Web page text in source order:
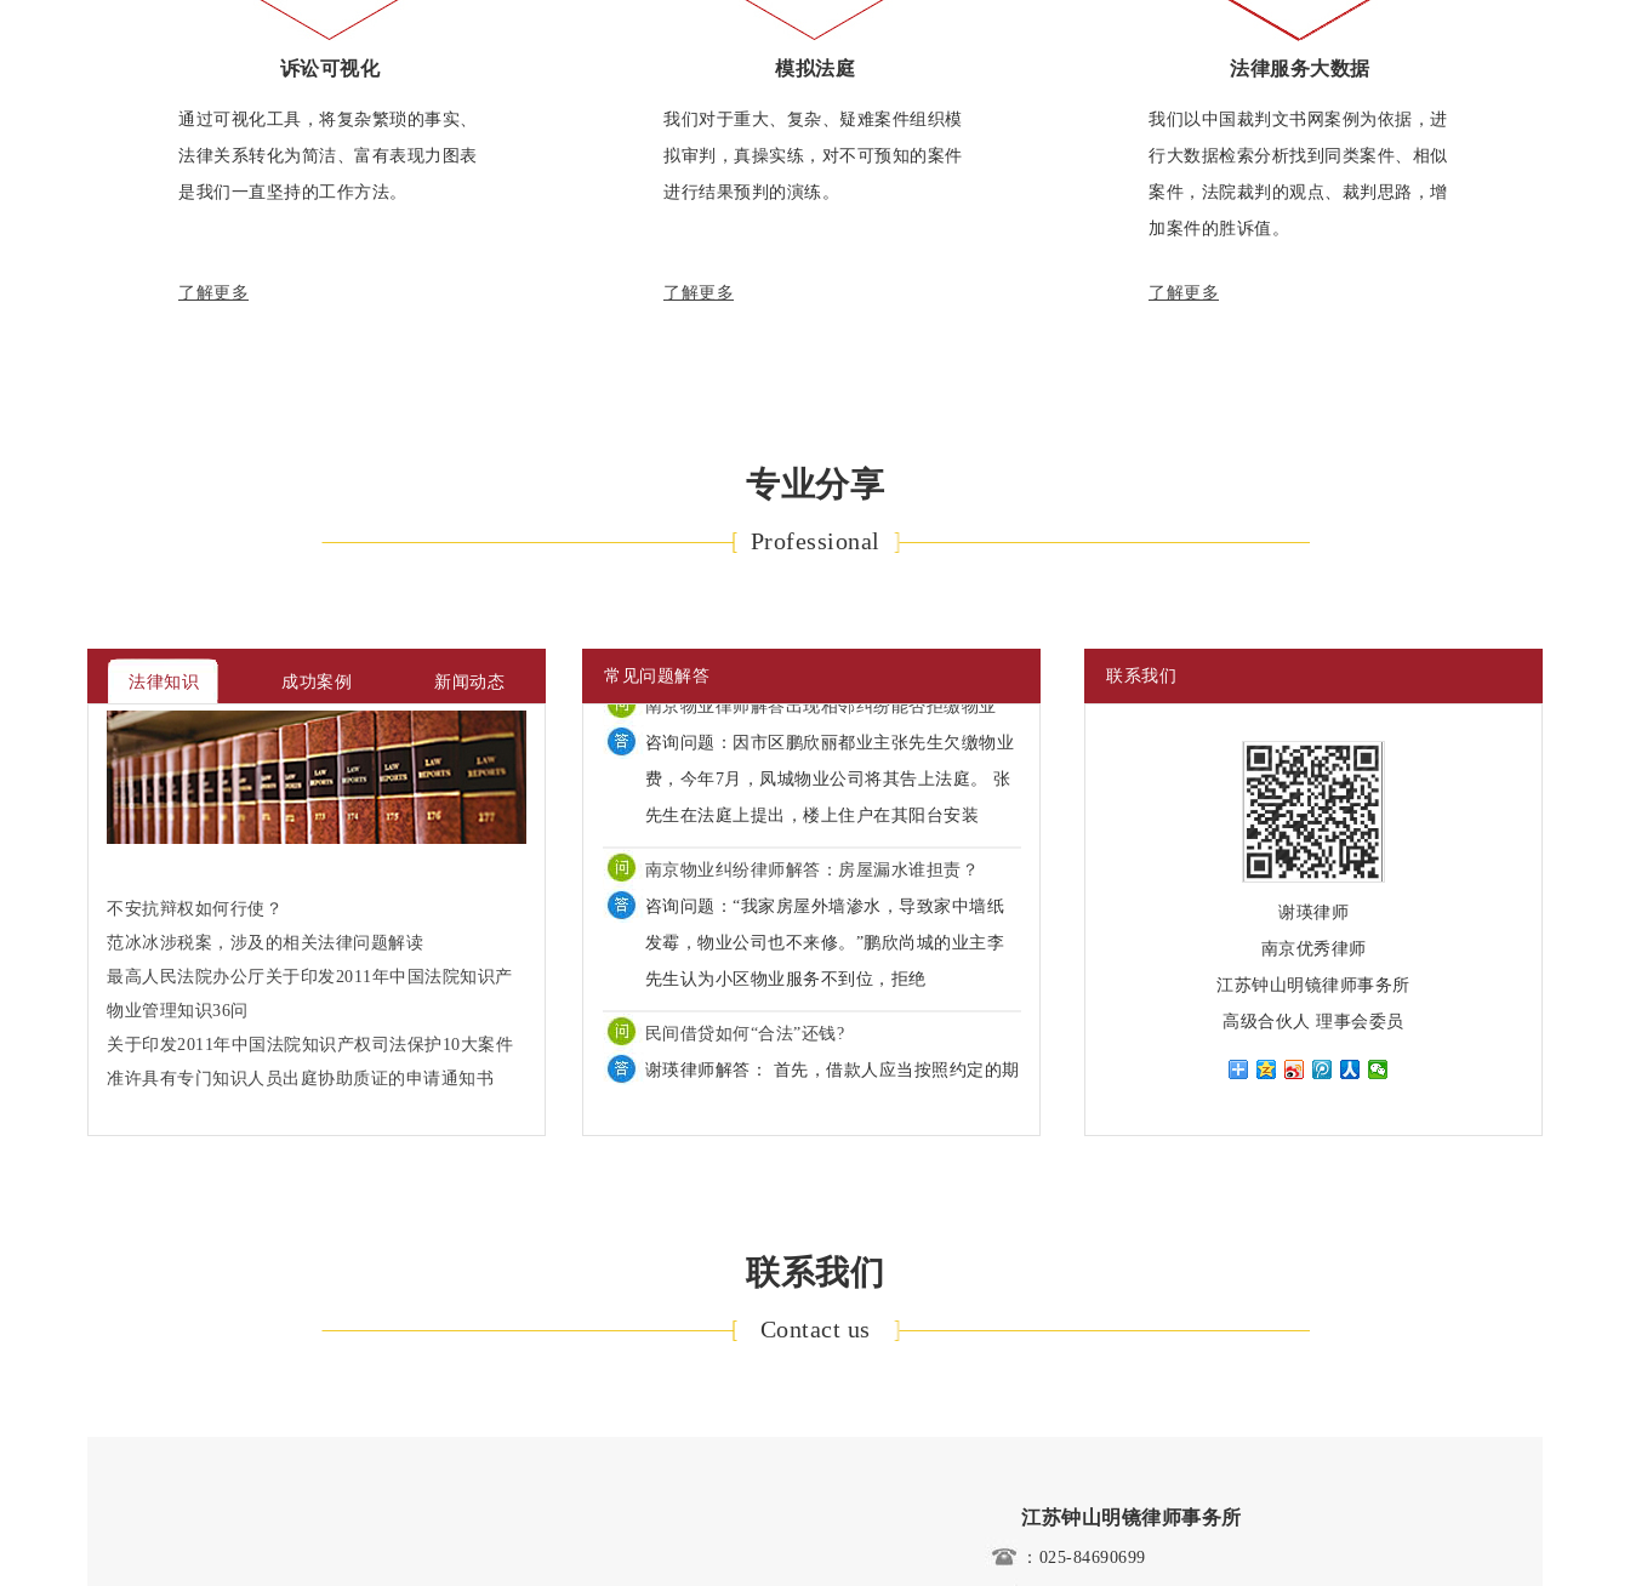
诉讼可视化
通过可视化工具，将复杂繁琐的事实、
法律关系转化为简洁、富有表现力图表
是我们一直坚持的工作方法。
了解更多
模拟法庭
我们对于重大、复杂、疑难案件组织模
拟审判，真操实练，对不可预知的案件
进行结果预判的演练。
了解更多
法律服务大数据
我们以中国裁判文书网案例为依据，进
行大数据检索分析找到同类案件、相似
案件，法院裁判的观点、裁判思路，增
加案件的胜诉值。
了解更多
专业分享
Professional
法律知识 成功案例 新闻动态
不安抗辩权如何行使？
范冰冰涉税案，涉及的相关法律问题解读
最高人民法院办公厅关于印发2011年中国法院知识产
权司法保护10大案件和50件典型案例的通知
物业管理知识36问
关于印发2011年中国法院知识产权司法保护10大案件
和50件典型案例的通知法办〔2012〕91号
准许具有专门知识人员出庭协助质证的申请通知书
常见问题解答
物业服务合同关系
咨询问题： 最近我们小区的财物经常丢失，
大家觉得小区的物业部给力，只拿钱，不办事，
请问我们能否解除物业服务合同关系
南京物业律师解答出现相邻纠纷能否拒缴物业
联系我们
谢瑛律师
南京优秀律师
江苏钟山明镜律师事务所
高级合伙人 理事会委员
联系我们
Contact us
江苏钟山明镜律师事务所
：025-84690699